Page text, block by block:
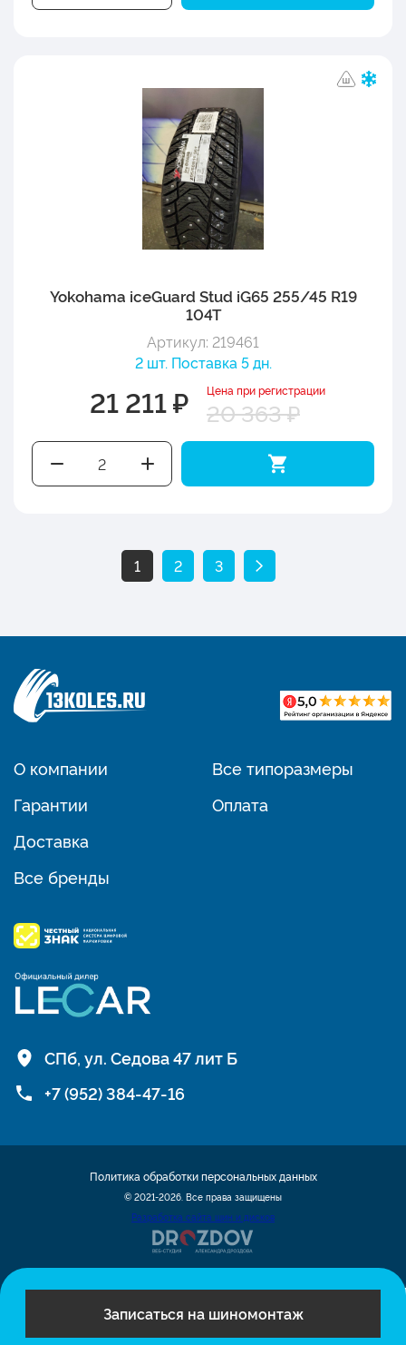
Записаться на шиномонтаж
Yokohama iceGuard Stud iG65 255/45 R19
104T
Артикул: 219461
2 шт. Поставка 5 дн.
21 211 ₽ Цена при регистрации
20 363 ₽
1 2 3
О компании
Гарантии
Доставка
Все бренды
Все типоразмеры
Оплата
СПб, ул. Седова 47 лит Б
+7 (952) 384-47-16
© 2021-2026. Все права защищены
Разработка сайта шин и дисков
Политика обработки персональных данных